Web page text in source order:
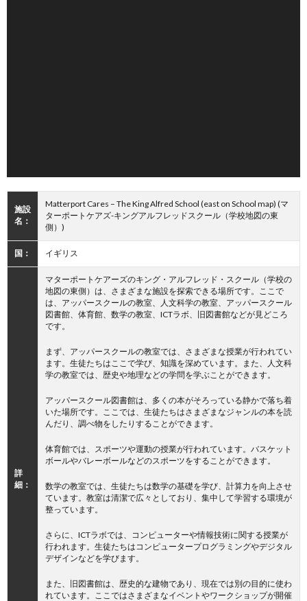
施設
名：
Matterport Cares – The King Alfred School (east on School map) (マ
ターポートケアズ-キングアルフレッドスクール（学校地図の東
側）)
国： イギリス
詳
細：
マターポートケアーズのキング・アルフレッド・スクール（学校の
地図の東側）は、さまざまな施設を探索できる場所です。ここで
は、アッパースクールの教室、人文科学の教室、アッパースクール
図書館、体育館、数学の教室、ICTラボ、旧図書館などが見どころ
です。
まず、アッパースクールの教室では、さまざまな授業が行われてい
ます。生徒たちはここで学び、知識を深めています。また、人文科
学の教室では、歴史や地理などの学問を学ぶことができます。
アッパースクール図書館は、多くの本がそろっている静かで落ち着
いた場所です。ここでは、生徒たちはさまざまなジャンルの本を読
んだり、調べ物をしたりすることができます。
体育館では、スポーツや運動の授業が行われています。バスケット
ボールやバレーボールなどのスポーツをすることができます。
数学の教室では、生徒たちは数学の基礎を学び、計算力を向上させ
ています。教室は清潔で広々としており、集中して学習する環境が
整っています。
さらに、ICTラボでは、コンピューターや情報技術に関する授業が
行われます。生徒たちはコンピュータープログラミングやデジタル
デザインなどを学びます。
また、旧図書館は、歴史的な建物であり、現在では別の目的に使わ
れています。ここではさまざまなイベントやワークショップが開催